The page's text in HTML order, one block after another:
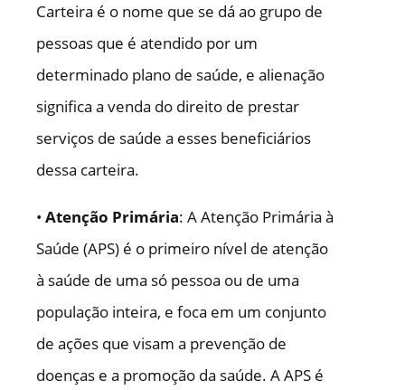
Carteira é o nome que se dá ao grupo de
pessoas que é atendido por um
determinado plano de saúde, e alienação
significa a venda do direito de prestar
serviços de saúde a esses beneficiários
dessa carteira.
• Atenção Primária: A Atenção Primária à
Saúde (APS) é o primeiro nível de atenção
à saúde de uma só pessoa ou de uma
população inteira, e foca em um conjunto
de ações que visam a prevenção de
doenças e a promoção da saúde. A APS é